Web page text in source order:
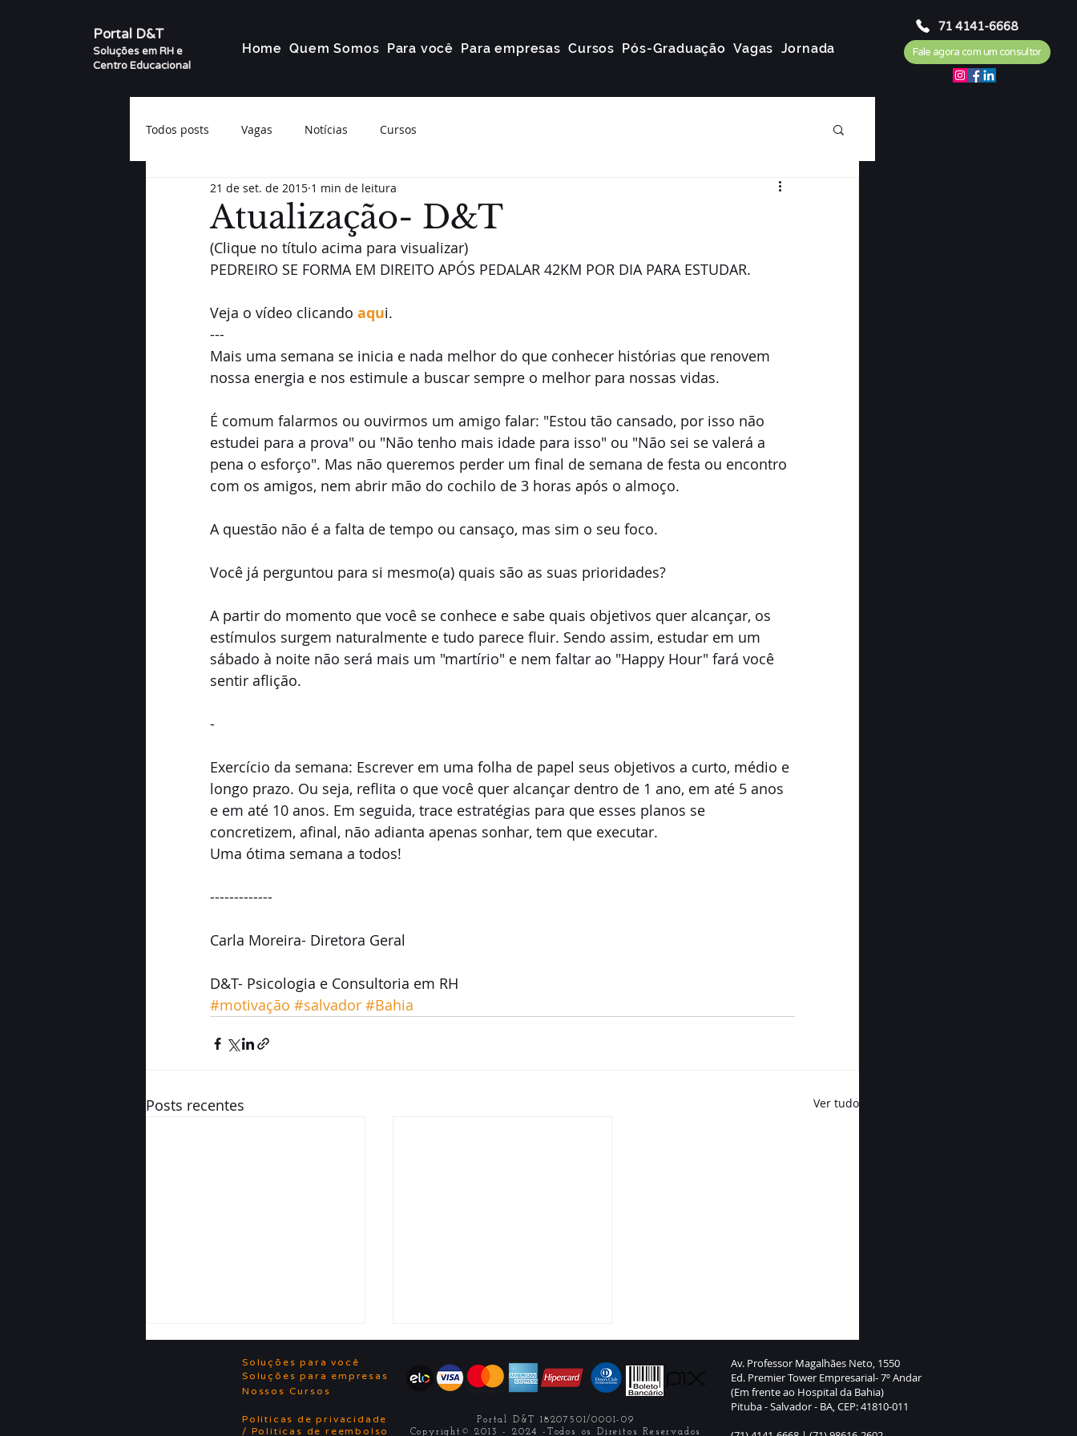
Portal D&T
Soluções em RH e
Centro Educacional
Home Quem Somos Para você Para empresas Cursos Pós-Graduação Vagas Jornada
71 4141-6668
Fale agora com um consultor
Todos posts Vagas Notícias Cursos
Atualização- D&T
21 de set. de 2015 1 min de leitura
(Clique no título acima para visualizar)
PEDREIRO SE FORMA EM DIREITO APÓS PEDALAR 42KM POR DIA PARA ESTUDAR.
Veja o vídeo clicando aqui.
---
Mais uma semana se inicia e nada melhor do que conhecer histórias que renovem
nossa energia e nos estimule a buscar sempre o melhor para nossas vidas.
É comum falarmos ou ouvirmos um amigo falar: "Estou tão cansado, por isso não
estudei para a prova" ou "Não tenho mais idade para isso" ou "Não sei se valerá a
pena o esforço". Mas não queremos perder um final de semana de festa ou encontro
com os amigos, nem abrir mão do cochilo de 3 horas após o almoço.
A questão não é a falta de tempo ou cansaço, mas sim o seu foco.
Você já perguntou para si mesmo(a) quais são as suas prioridades?
A partir do momento que você se conhece e sabe quais objetivos quer alcançar, os
estímulos surgem naturalmente e tudo parece fluir. Sendo assim, estudar em um
sábado à noite não será mais um "martírio" e nem faltar ao "Happy Hour" fará você
sentir aflição.
-
Exercício da semana: Escrever em uma folha de papel seus objetivos a curto, médio e
longo prazo. Ou seja, reflita o que você quer alcançar dentro de 1 ano, em até 5 anos
e em até 10 anos. Em seguida, trace estratégias para que esses planos se
concretizem, afinal, não adianta apenas sonhar, tem que executar.
Uma ótima semana a todos!
-------------
Carla Moreira- Diretora Geral
D&T- Psicologia e Consultoria em RH
#motivação #salvador #Bahia
Posts recentes Ver tudo
Soluções para você
Soluções para empresas
Nossos Cursos
Políticas de privacidade
/ Políticas de reembolso
Portal D&T 18207501/0001-09
Copyright© 2013 - 2024 -Todos os Direitos Reservados
Av. Professor Magalhães Neto, 1550
Ed. Premier Tower Empresarial- 7º Andar
(Em frente ao Hospital da Bahia)
Pituba - Salvador - BA, CEP: 41810-011